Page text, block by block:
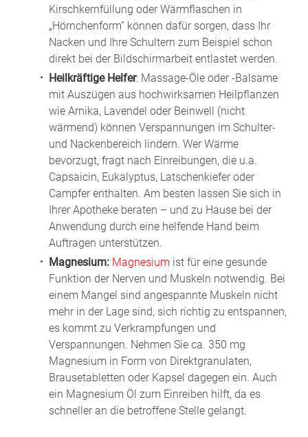
Kirschkernfüllung oder Wärmflaschen in
„Hörnchenform“ können dafür sorgen, dass Ihr
Nacken und Ihre Schultern zum Beispiel schon
direkt bei der Bildschirmarbeit entlastet werden.
Heilkräftige Helfer: Massage-Öle oder -Balsame
mit Auszügen aus hochwirksamen Heilpflanzen
wie Arnika, Lavendel oder Beinwell (nicht
wärmend) können Verspannungen im Schulter-
und Nackenbereich lindern. Wer Wärme
bevorzugt, fragt nach Einreibungen, die u.a.
Capsaicin, Eukalyptus, Latschenkiefer oder
Campfer enthalten. Am besten lassen Sie sich in
Ihrer Apotheke beraten – und zu Hause bei der
Anwendung durch eine helfende Hand beim
Auftragen unterstützen.
Magnesium: Magnesium ist für eine gesunde
Funktion der Nerven und Muskeln notwendig. Bei
einem Mangel sind angespannte Muskeln nicht
mehr in der Lage sind, sich richtig zu entspannen,
es kommt zu Verkrampfungen und
Verspannungen. Nehmen Sie ca. 350 mg
Magnesium in Form von Direktgranulaten,
Brausetabletten oder Kapsel dagegen ein. Auch
ein Magnesium Öl zum Einreiben hilft, da es
schneller an die betroffene Stelle gelangt.